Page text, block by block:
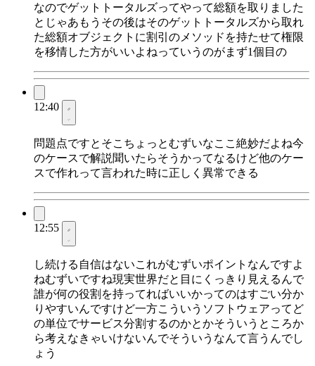
なのでゲットトータルズってやって総額を取りました
とじゃあもうその後はそのゲットトータルズから取れ
た総額オブジェクトに割引のメソッドを持たせて権限
を移情した方がいいよねっていうのがまず1個目の
12:40
問題点ですとそこちょっとむずいなここ絶妙だよね今
のケースで解説聞いたらそうかってなるけど他のケー
スで作れって言われた時に正しく異常できる
12:55
し続ける自信はないこれがむずいポイントなんですよ
ねむずいですね現実世界だと目にくっきり見えるんで
誰が何の役割を持ってればいいかってのはすごい分か
りやすいんですけど一方こういうソフトウェアってど
の単位でサービス分割するのかとかそういうところか
ら考えなきゃいけないんでそういうなんて言うんでし
ょう